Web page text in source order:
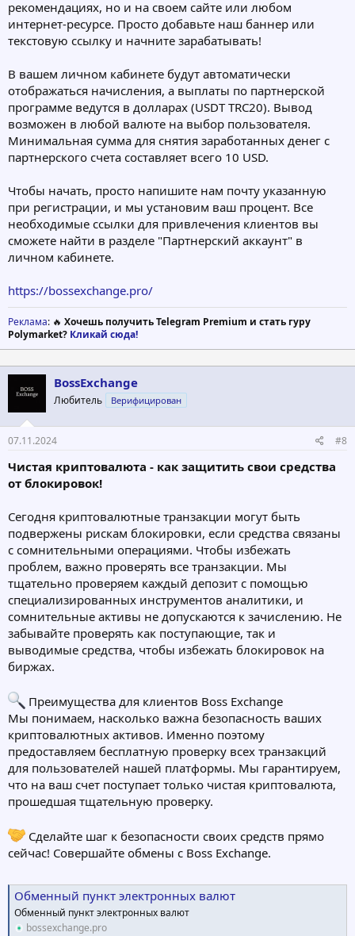
рекомендациях, но и на своем сайте или любом
интернет-ресурсе. Просто добавьте наш баннер или
текстовую ссылку и начните зарабатывать!
В вашем личном кабинете будут автоматически
отображаться начисления, а выплаты по партнерской
программе ведутся в долларах (USDT TRC20). Вывод
возможен в любой валюте на выбор пользователя.
Минимальная сумма для снятия заработанных денег с
партнерского счета составляет всего 10 USD.
Чтобы начать, просто напишите нам почту указанную
при регистрации, и мы установим ваш процент. Все
необходимые ссылки для привлечения клиентов вы
сможете найти в разделе "Партнерский аккаунт" в
личном кабинете.
https://bossexchange.pro/
Реклама: 🔥 Хочешь получить Telegram Premium и стать гуру
Polymarket? Кликай сюда!
BossExchange
Любитель Верифицирован
07.11.2024 #8
Чистая криптовалюта - как защитить свои средства
от блокировок!
Сегодня криптовалютные транзакции могут быть
подвержены рискам блокировки, если средства связаны
с сомнительными операциями. Чтобы избежать
проблем, важно проверять все транзакции. Мы
тщательно проверяем каждый депозит с помощью
специализированных инструментов аналитики, и
сомнительные активы не допускаются к зачислению. Не
забывайте проверять как поступающие, так и
выводимые средства, чтобы избежать блокировок на
биржах.
Преимущества для клиентов Boss Exchange
Мы понимаем, насколько важна безопасность ваших
криптовалютных активов. Именно поэтому
предоставляем бесплатную проверку всех транзакций
для пользователей нашей платформы. Мы гарантируем,
что на ваш счет поступает только чистая криптовалюта,
прошедшая тщательную проверку.
Сделайте шаг к безопасности своих средств прямо
сейчас! Совершайте обмены с Boss Exchange.
Обменный пункт электронных валют
Обменный пункт электронных валют
bossexchange.pro